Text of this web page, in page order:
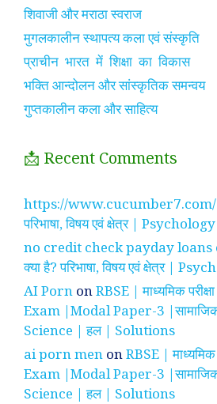
शिवाजी और मराठा स्वराज
मुगलकालीन स्थापत्य कला एवं संस्कृति
प्राचीन भारत में शिक्षा का विकास
भक्ति आन्दोलन और सांस्कृतिक समन्वय
गुप्तकालीन कला और साहित्य
📩 Recent Comments
https://www.cucumber7.com/
परिभाषा, विषय एवं क्षेत्र | Psychology
no credit check payday loans
क्या है? परिभाषा, विषय एवं क्षेत्र |
AI Porn onRBSE | माध्यमिक
Exam |Modal Paper-3 |सामाजिक
Science | हल | Solutions
ai porn men onRBSE |
Exam |Modal Paper-3 |सामाजिक
Science | हल | Solutions